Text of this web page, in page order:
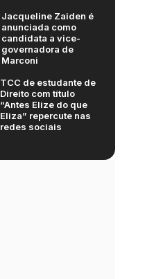
Jacqueline Zaiden é
anunciada como
candidata a vice-
governadora de
Marconi
TCC de estudante de
Direito com título
“Antes Elize do que
Eliza” repercute nas
redes sociais